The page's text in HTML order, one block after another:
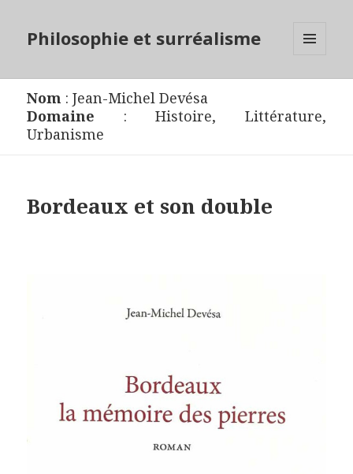
Philosophie et surréalisme
Nom :Jean-Michel Devésa
Domaine :Histoire, Littérature,
Urbanisme
Bordeaux et son double